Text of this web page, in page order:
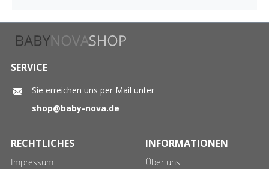
SERVICE
Sie erreichen uns per Mail unter
shop@baby-nova.de
RECHTLICHES
Impressum
INFORMATIONEN
Über uns